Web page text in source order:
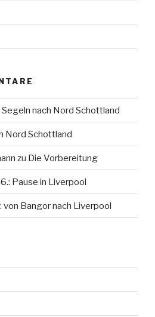
nach Nord Schottland
Nord Schottland
zu Die Vorbereitung
Pause in Liverpool
von Bangor nach Liverpool